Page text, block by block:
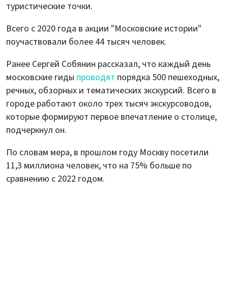
туристические точки.
Всего с 2020 года в акции "Московские истории"
поучаствовали более 44 тысяч человек.
Ранее Сергей Собянин рассказал, что каждый день
московские гиды проводят порядка 500 пешеходных,
речных, обзорных и тематических экскурсий. Всего в
городе работают около трех тысяч экскурсоводов,
которые формируют первое впечатление о столице,
подчеркнул он.
По словам мера, в прошлом году Москву посетили
11,3 миллиона человек, что на 75% больше по
сравнению с 2022 годом.